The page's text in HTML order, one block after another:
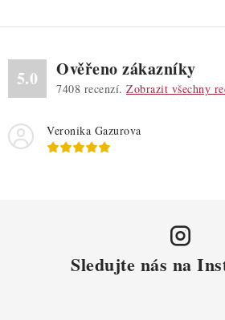
5.0 Ověřeno zákazníky
7408 recenzí. Zobrazit všechny
Veronika Gazurova
Sledujte nás na